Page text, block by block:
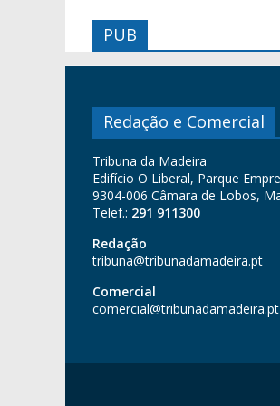
PUB
Redação e Comercial
Tribuna da Madeira
Edifício O Liberal, Parque
9304-006 Câmara de Lobos,
Telef.: 291 911300
Redação
tribuna@tribunadamadeira.pt
Comercial
comercial@tribunadamadeira.pt